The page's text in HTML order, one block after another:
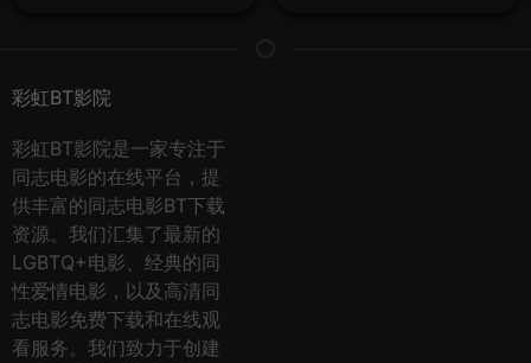
彩虹BT影院
彩虹BT影院是一家专注于
同志电影的在线平台，提
供丰富的同志电影BT下载
资源。我们汇集了最新的
LGBTQ+电影、经典的同
性爱情电影，以及高清同
志电影免费下载和在线观
看服务。我们致力于创建